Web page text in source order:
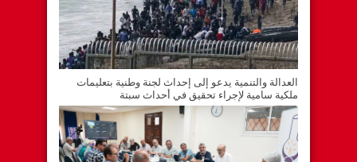
العدالة والتنمية يدعو إلى إحداث لجنة وطنية بتعليمات
ملكية سامية لإجراء تحقيق في أحداث سبتة